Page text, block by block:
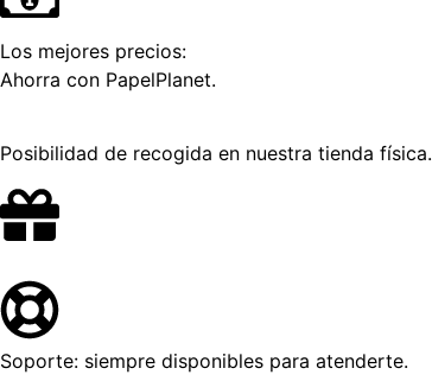
Los mejores precios:
Ahorra con PapelPlanet.
Posibilidad de recogida en nuestra tienda física.
Soporte: siempre disponibles para atenderte.